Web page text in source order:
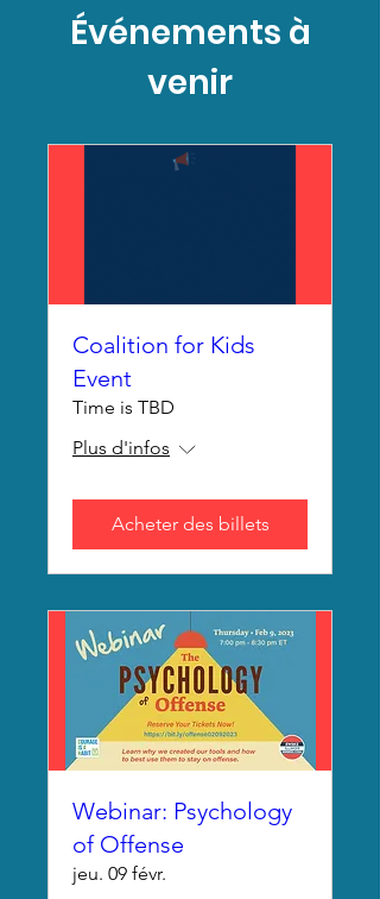
Événements à
venir
Coalition for Kids
Event
Time is TBD
Plus d'infos
Acheter des billets
Webinar: Psychology
of Offense
jeu. 09 févr.